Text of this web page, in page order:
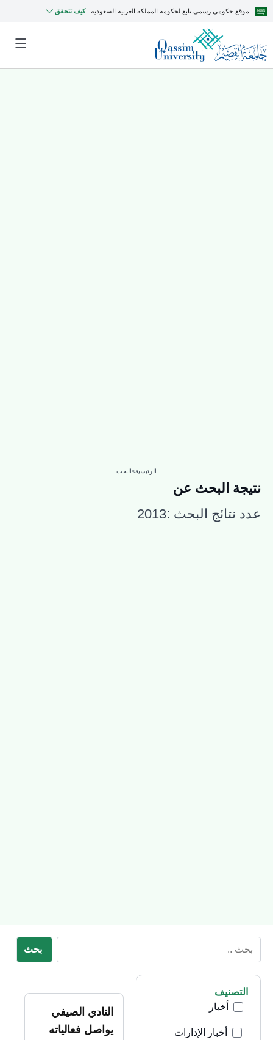
موقع حكومي رسمي تابع لحكومة المملكة العربية السعودية كيف تتحقق
الرئيسية>البحث
نتيجة البحث عن
عدد نتائج البحث :2013
بحث
التصنيف
أخبار
أخبار الإدارات
النادي الصيفي
يواصل فعالياته